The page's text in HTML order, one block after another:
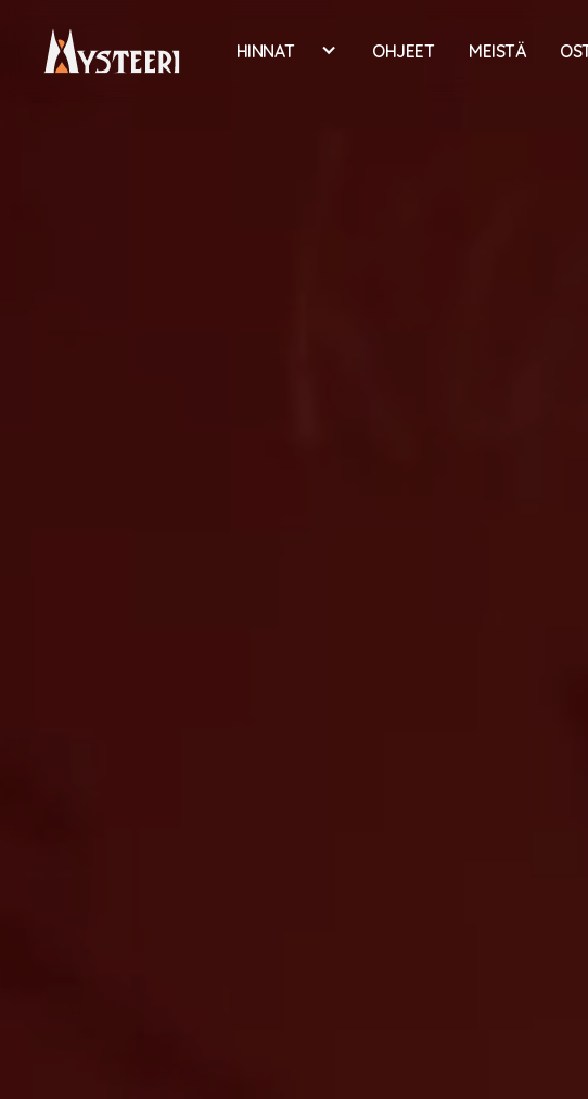
HINNAT OHJEET MEISTÄ